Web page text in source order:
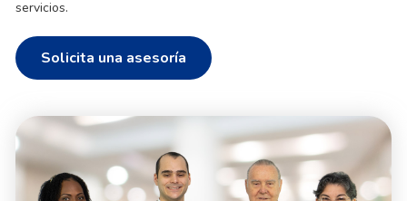
servicios.
Solicita una asesoría